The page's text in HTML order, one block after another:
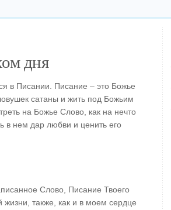
дня
в Писании. Писание – это Божье
сатаны и жить под Божьим
на Божье Слово, как на нечто
в нем дар любви и ценить его
Слово, Писание Твоего
жизни, также, как и в моем сердце